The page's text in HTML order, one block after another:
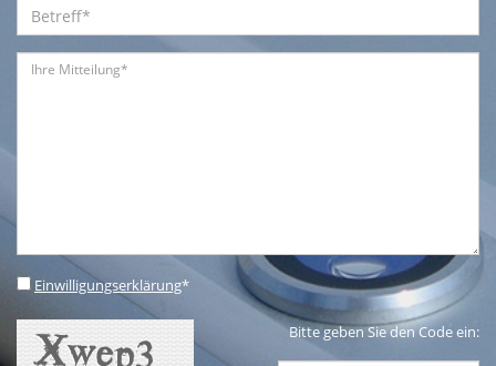
Einwilligungserklärung*
Bitte geben Sie den Code ein: